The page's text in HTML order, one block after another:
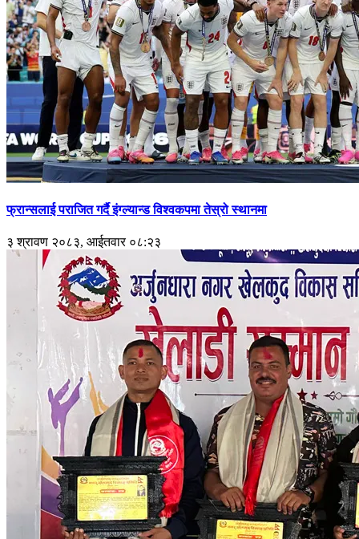
फ्रान्सलाई पराजित गर्दै इंग्ल्यान्ड विश्वकपमा तेस्रो स्थानमा
३ श्रावण २०८३, आईतवार ०८:२३